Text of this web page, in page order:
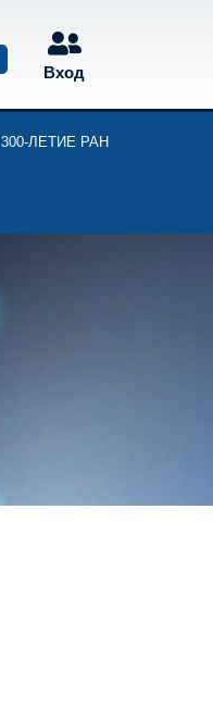
Вход
300-ЛЕТИЕ РАН